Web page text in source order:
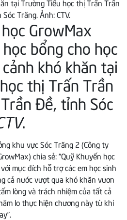
GrowMax
bổng cho học
khó khăn tại
thị Trấn Trần
Đề, tỉnh Sóc
.
khu vực Sóc Trăng 2 (Công ty
chia sẻ: “Quỹ Khuyến học
mục đích hỗ trợ các em học sinh
cả nước vượt qua khó khăn vươn
lòng và trách nhiệm của tất cả
lo thực hiện chương này từ khi